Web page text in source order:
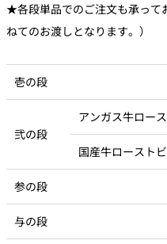
★各段単品でのご注文も承って
ねてのお渡しとなります。）
壱の段
弐の段
アンガス牛ロー
国産牛ロースト
参の段
与の段